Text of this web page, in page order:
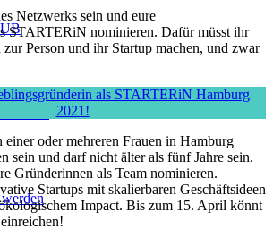
Netzwerks sein und eure
STARTERiN nominieren. Dafür müsst ihr
Person und ihr Startup machen, und zwar
als STARTERiN Hamburg
2021!
einer oder mehreren Frauen in Hamburg
sein und darf nicht älter als fünf Jahre sein.
Gründerinnen als Team nominieren.
Startups mit skalierbaren Geschäftsideen
Impact. Bis zum 15. April könnt